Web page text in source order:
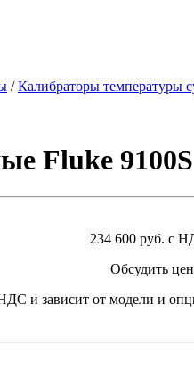
/Калибраторы температуры
Fluke
234 600 руб. с
Обсудить
и зависит от модели и